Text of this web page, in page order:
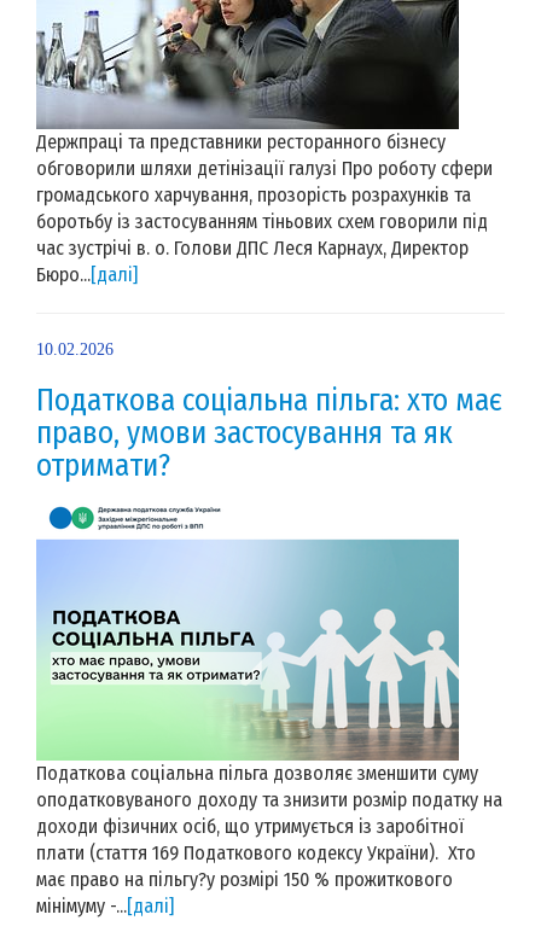
Держпраці та представники ресторанного бізнесу
обговорили шляхи детінізації галузі Про роботу сфери
громадського харчування, прозорість розрахунків та
боротьбу із застосуванням тіньових схем говорили під
час зустрічі в. о. Голови ДПС Леся Карнаух, Директор
Бюро...[далі]
10.02.2026
Податкова соціальна пільга: хто має
право, умови застосування та як
отримати?
Податкова соціальна пільга дозволяє зменшити суму
оподатковуваного доходу та знизити розмір податку на
доходи фізичних осіб, що утримується із заробітної
плати (стаття 169 Податкового кодексу України). Хто
має право на пільгу?у розмірі 150 % прожиткового
мінімуму -...[далі]